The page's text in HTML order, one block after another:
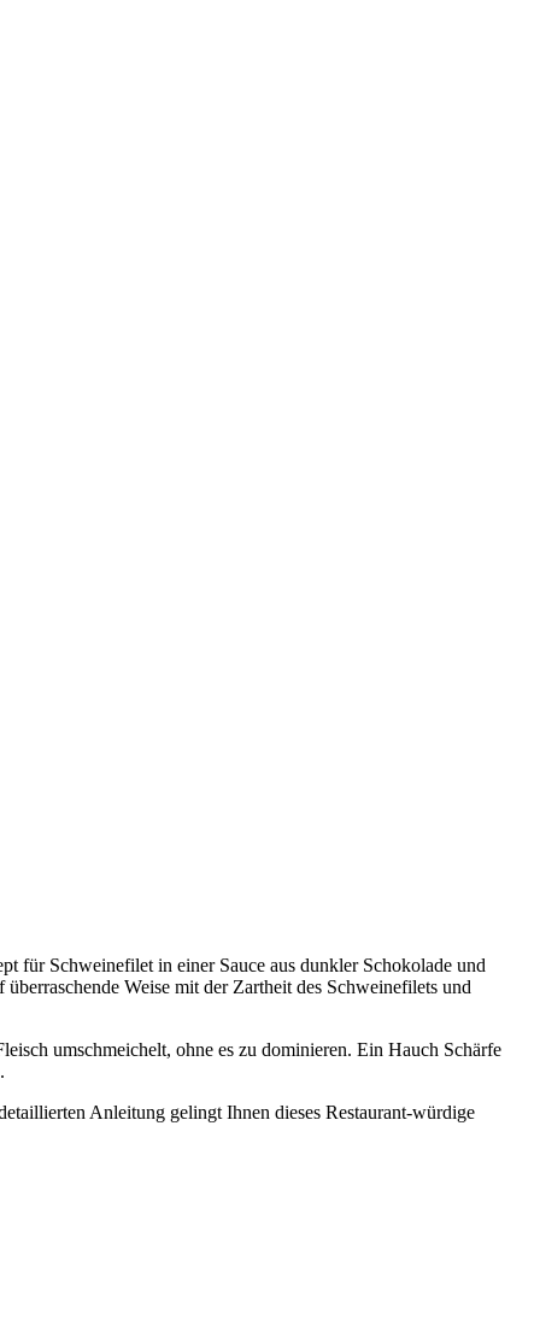
für Schweinefilet in einer Sauce aus dunkler Schokolade und
Weise mit der Zartheit des Schweinefilets und
umschmeichelt, ohne es zu dominieren. Ein Hauch Schärfe
Anleitung gelingt Ihnen dieses Restaurant-würdige